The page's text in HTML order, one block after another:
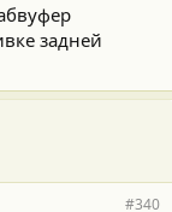
задней
#340